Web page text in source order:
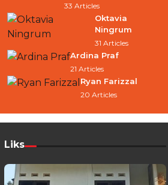
33 Articles
Oktavia
Ningrum
31 Articles
Ardina Praf
21 Articles
Ryan Farizzal
20 Articles
Liks